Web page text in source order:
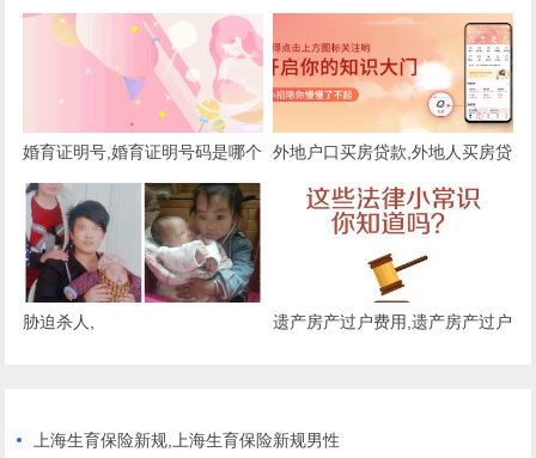
成都电子税务局网上申报系统
婚育证明号,婚育证明号码是哪个
外地户口买房贷款,外地人买房贷
款条件
胁迫杀人,
遗产房产过户费用,遗产房产过户
上海生育保险新规,上海生育保险新规男性